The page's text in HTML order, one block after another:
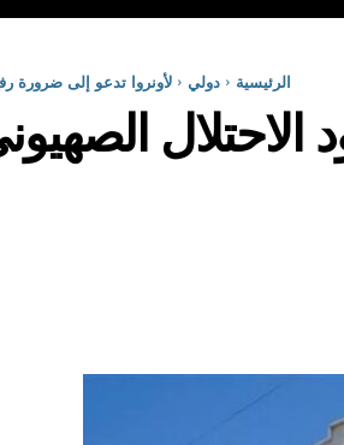
الرئيسية دولي لأونروا تدعو إلى ضرورة
الاحتلال